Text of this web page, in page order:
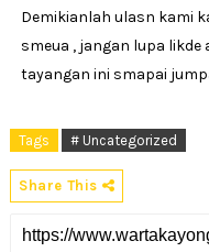
Demikianlah ulasn kami
smeua , jangan lupa
tayangan ini smapai
Tags # Uncategorized
Share This